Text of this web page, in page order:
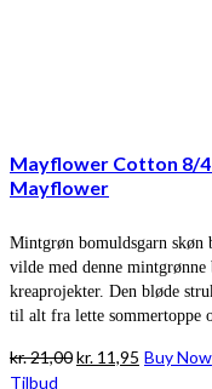
Mayflower Cotton 8/
Mayflower
Mintgrøn bomuldsgarn
vilde med denne
kreaprojekter. Den bløde
til alt fra lette sommertoppe
kr.21,00Den
kr. 11,95 Den
Buy Now
Tilbud